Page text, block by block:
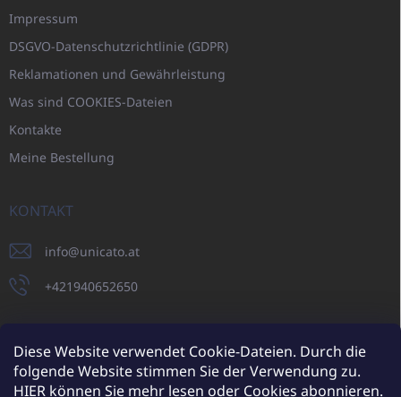
Diese Website verwendet Cookie-Dateien. Durch die
folgende Website stimmen Sie der Verwendung zu.
HIER können Sie mehr lesen oder Cookies abonnieren.
Impressum
DSGVO-Datenschutzrichtlinie (GDPR)
Reklamationen und Gewährleistung
Was sind COOKIES-Dateien
Kontakte
Meine Bestellung
KONTAKT
info@unicato.at
+421940652650
UNICATO.sk UNICATOshop.cz UNICATO.at UNICATO.hu